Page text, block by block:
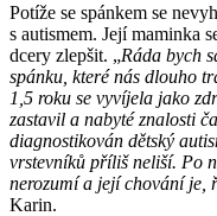
Potíže se spánkem se
s autismem. Její maminka
dcery zlepšit. „Ráda bych
spánku, které nás dlouho
1,5 roku se vyvíjela jako
zastavil a nabyté znalosti
diagnostikován dětský
vrstevníků příliš neliší. Po
nerozumí a její chování je,
Karin.